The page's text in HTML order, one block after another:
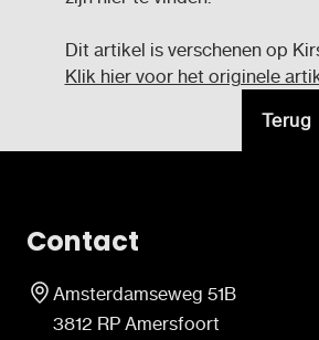
Dit artikel is verschenen op
Klik hier voor het originele
Terug
Contact
Amsterdamseweg 51B
3812 RP Amersfoort